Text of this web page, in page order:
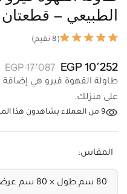
الطبيعي – قطعتان
(8 تقيم)
10٬252 EGP 17٬087 EGP
طاولة القهوة فيرو هي إضافة
على منزلك.
9 من العملاء يشاهدون هذا
المقاس: